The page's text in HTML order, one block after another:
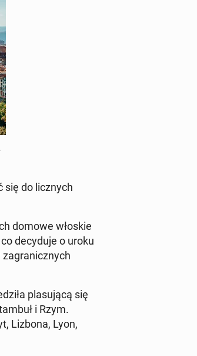
się do licz­nych
domowe włoskie
de­cy­du­je o uroku
pla­su­ją­cą się
i Rzym.
Lizbona, Lyon,